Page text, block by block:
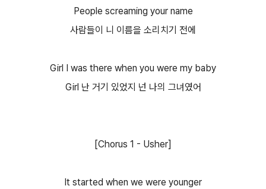
People screaming your name
사람들이 니 이름을 소리치기 전에
Girl I was there when you were my baby
Girl 난 거기 있었지 넌 나의 그녀였어
[Chorus 1 - Usher]
It started when we were younger